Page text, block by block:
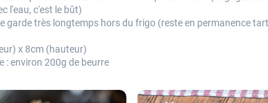
l'eau, c'est le bût)
garde très longtemps hors du frigo (reste en permanence
x 8cm (hauteur)
: environ 200g de beurre